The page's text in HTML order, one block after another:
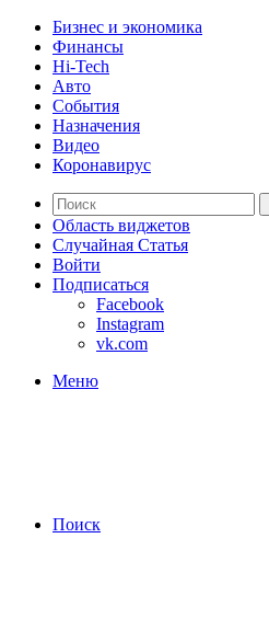
Бизнес и экономика
Финансы
Hi-Tech
Авто
События
Назначения
Видео
Коронавирус
Область виджетов
Случайная Статья
Войти
Подписаться
Facebook
Instagram
vk.com
Меню
Поиск